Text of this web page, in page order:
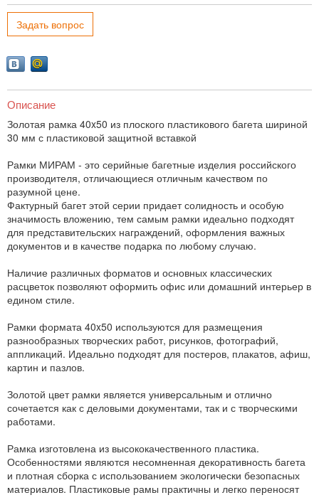
Задать вопрос
Описание
Золотая рамка 40x50 из плоского пластикового багета шириной
30 мм с пластиковой защитной вставкой
Рамки МИРАМ - это серийные багетные изделия российского
производителя, отличающиеся отличным качеством по
разумной цене.
Фактурный багет этой серии придает солидность и особую
значимость вложению, тем самым рамки идеально подходят
для представительских награждений, оформления важных
документов и в качестве подарка по любому случаю.
Наличие различных форматов и основных классических
расцветок позволяют оформить офис или домашний интерьер в
едином стиле.
Рамки формата 40x50 используются для размещения
разнообразных творческих работ, рисунков, фотографий,
аппликаций. Идеально подходят для постеров, плакатов, афиш,
картин и пазлов.
Золотой цвет рамки является универсальным и отлично
сочетается как с деловыми документами, так и с творческими
работами.
Рамка изготовлена из высококачественного пластика.
Особенностями являются несомненная декоративность багета
и плотная сборка с использованием экологически безопасных
материалов. Пластиковые рамы практичны и легко переносят